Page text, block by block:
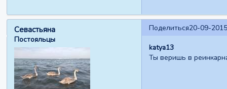
Поделиться20-09-
Севастьяна
Постояльцы
katya13
Ты веришь в